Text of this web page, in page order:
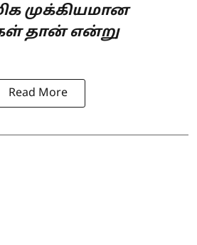
முக்கியமான
தான் என்று
Read More